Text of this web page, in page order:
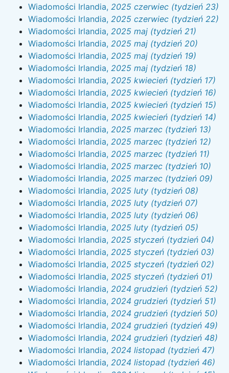
Wiadomości Irlandia, 2025 czerwiec (tydzień 23)
Wiadomości Irlandia, 2025 czerwiec (tydzień 22)
Wiadomości Irlandia, 2025 maj (tydzień 21)
Wiadomości Irlandia, 2025 maj (tydzień 20)
Wiadomości Irlandia, 2025 maj (tydzień 19)
Wiadomości Irlandia, 2025 maj (tydzień 18)
Wiadomości Irlandia, 2025 kwiecień (tydzień 17)
Wiadomości Irlandia, 2025 kwiecień (tydzień 16)
Wiadomości Irlandia, 2025 kwiecień (tydzień 15)
Wiadomości Irlandia, 2025 kwiecień (tydzień 14)
Wiadomości Irlandia, 2025 marzec (tydzień 13)
Wiadomości Irlandia, 2025 marzec (tydzień 12)
Wiadomości Irlandia, 2025 marzec (tydzień 11)
Wiadomości Irlandia, 2025 marzec (tydzień 10)
Wiadomości Irlandia, 2025 marzec (tydzień 09)
Wiadomości Irlandia, 2025 luty (tydzień 08)
Wiadomości Irlandia, 2025 luty (tydzień 07)
Wiadomości Irlandia, 2025 luty (tydzień 06)
Wiadomości Irlandia, 2025 luty (tydzień 05)
Wiadomości Irlandia, 2025 styczeń (tydzień 04)
Wiadomości Irlandia, 2025 styczeń (tydzień 03)
Wiadomości Irlandia, 2025 styczeń (tydzień 02)
Wiadomości Irlandia, 2025 styczeń (tydzień 01)
Wiadomości Irlandia, 2024 grudzień (tydzień 52)
Wiadomości Irlandia, 2024 grudzień (tydzień 51)
Wiadomości Irlandia, 2024 grudzień (tydzień 50)
Wiadomości Irlandia, 2024 grudzień (tydzień 49)
Wiadomości Irlandia, 2024 grudzień (tydzień 48)
Wiadomości Irlandia, 2024 listopad (tydzień 47)
Wiadomości Irlandia, 2024 listopad (tydzień 46)